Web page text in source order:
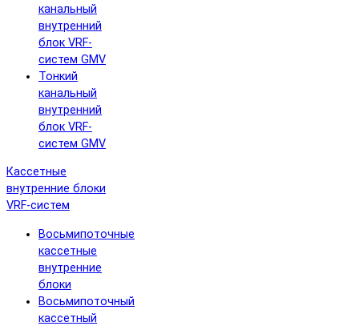
канальный
внутренний
блок VRF-
систем GMV
Тонкий
канальный
внутренний
блок VRF-
систем GMV
Кассетные
внутренние блоки
VRF-систем
Восьмипоточные
кассетные
внутренние
блоки
Восьмипоточный
кассетный